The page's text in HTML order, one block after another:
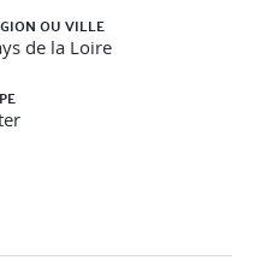
examen blanc et
OU VILLE
de la Loire